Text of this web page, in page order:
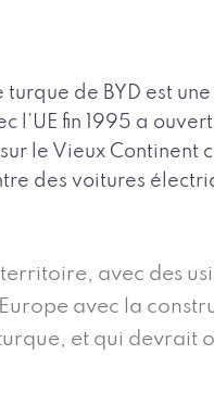
de BYD est
l’UE fin 1995 a
le Vieux Continent
des voitures
avec des
avec la
et qui devrait